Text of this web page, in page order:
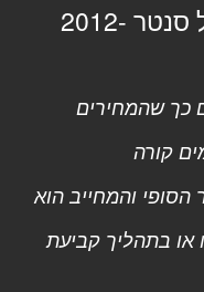
שמורות לתל אביב מדיקל סנטר 2012-
כך שהמחירים
קורה
והמחייב הוא
או בתהליך קביעת